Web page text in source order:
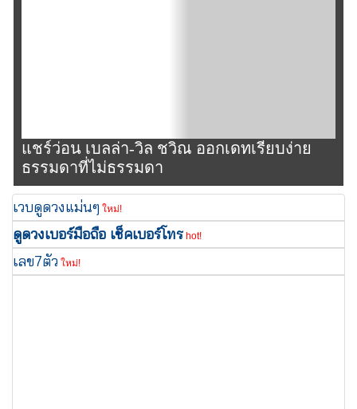
แชร์ว่อน เบลล่า-วิล ชวิณ ออกเดทเรียบง่าย
ธรรมดาที่ไม่ธรรมดา
เวบดูดวงแม่นๆ ใหม่!
ดูดวงเบอร์มือถือ เช็คเบอร์โทร hot!
เลข7ตัว ใหม่!